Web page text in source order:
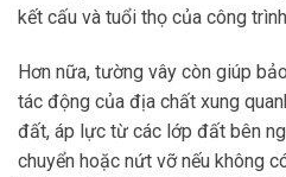
kết cấu và tuổi thọ của công
Hơn nữa, tường vây còn giúp
tác động của địa chất xung
đất, áp lực từ các lớp đất bên
chuyển hoặc nứt vỡ nếu không